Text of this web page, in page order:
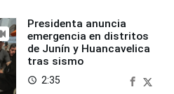
Presidenta anuncia
emergencia en distritos
de Junín y Huancavelica
tras sismo
access_time 2:35